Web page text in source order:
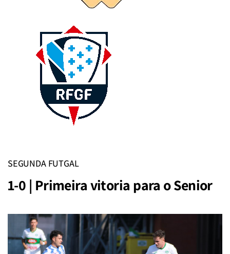
SEGUNDA FUTGAL
1-0 | Primeira vitoria para o Senior